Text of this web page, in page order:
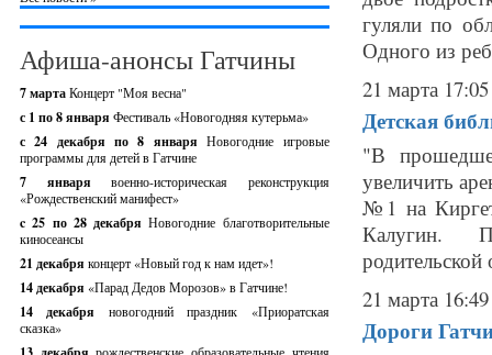
Афиша-анонсы Гатчины
7 мартаКонцерт "Моя весна"
с 1 по 8 января Фестиваль «Новогодняя кутерьма»
с 24 декабря по 8 январяНовогодние игровые
программы для детей в Гатчине
7 январявоенно-историческая реконструкция
«Рождественский манифест»
c 25 по 28 декабряНовогодние благотворительные
киносеансы
21 декабря концерт «Новый год к нам идет»!
14 декабря «Парад Дедов Морозов» в Гатчине!
14 декабря новогодний праздник «Приоратская
сказка»
гуляли по
Одного из
21 марта 17:05
Детская
"В
увеличить
№1 на
Калугин.
21 марта 16:49
Дороги